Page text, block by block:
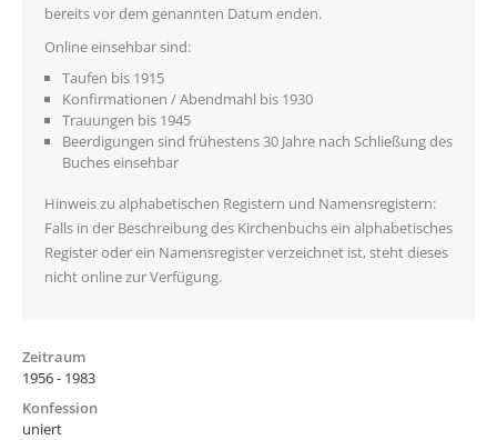
bereits vor dem genannten Datum enden.
Online einsehbar sind:
Taufen bis 1915
Konfirmationen / Abendmahl bis 1930
Trauungen bis 1945
Beerdigungen sind frühestens 30 Jahre nach Schließung des
Buches einsehbar
Hinweis zu alphabetischen Registern und Namensregistern:
Falls in der Beschreibung des Kirchenbuchs ein alphabetisches
Register oder ein Namensregister verzeichnet ist, steht dieses
nicht online zur Verfügung.
Zeitraum
1956 - 1983
Konfession
uniert